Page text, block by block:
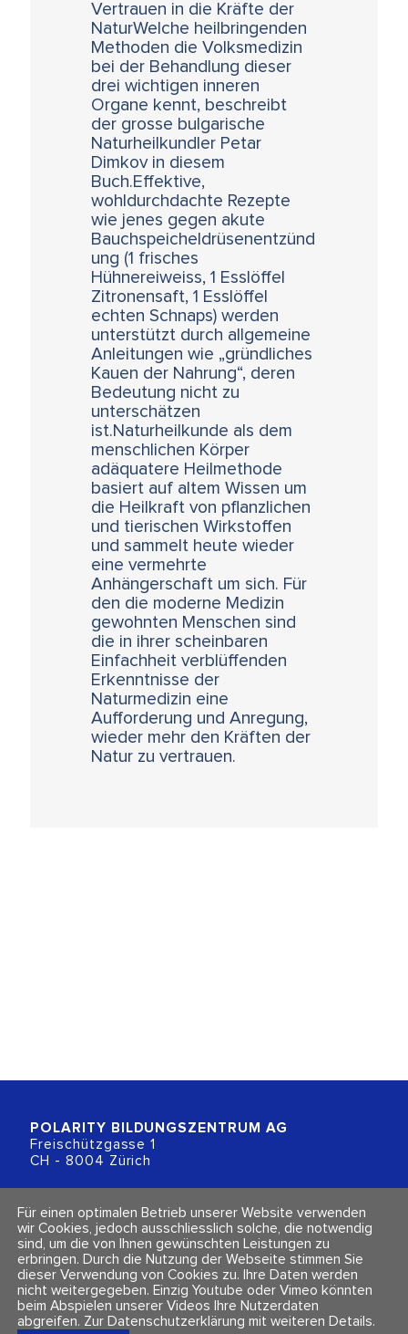
Vertrauen in die Kräfte der
NaturWelche heilbringenden
Methoden die Volksmedizin
bei der Behandlung dieser
drei wichtigen inneren
Organe kennt, beschreibt
der grosse bulgarische
Naturheilkundler Petar
Dimkov in diesem
Buch.Effektive,
wohldurchdachte Rezepte
wie jenes gegen akute
Bauchspeicheldrüsenentzünd
ung (1 frisches
Hühnereiweiss, 1 Esslöffel
Zitronensaft, 1 Esslöffel
echten Schnaps) werden
unterstützt durch allgemeine
Anleitungen wie „gründliches
Kauen der Nahrung“, deren
Bedeutung nicht zu
unterschätzen
ist.Naturheilkunde als dem
menschlichen Körper
adäquatere Heilmethode
basiert auf altem Wissen um
die Heilkraft von pflanzlichen
und tierischen Wirkstoffen
und sammelt heute wieder
eine vermehrte
Anhängerschaft um sich. Für
den die moderne Medizin
gewohnten Menschen sind
die in ihrer scheinbaren
Einfachheit verblüffenden
Erkenntnisse der
Naturmedizin eine
Aufforderung und Anregung,
wieder mehr den Kräften der
Natur zu vertrauen.
POLARITY BILDUNGSZENTRUM AG
Freischützgasse 1
CH - 8004 Zürich
+41 (0)44 218 80 80
info@polarity.ch
Kontakt & Info
Newsletter
Impressum & Datenschutz
AGBs
Folge uns
Für einen optimalen Betrieb unserer Website verwenden
wir Cookies, jedoch ausschliesslich solche, die notwendig
sind, um die von Ihnen gewünschten Leistungen zu
erbringen. Durch die Nutzung der Webseite stimmen Sie
dieser Verwendung von Cookies zu. Ihre Daten werden
nicht weitergegeben. Einzig Youtube oder Vimeo könnten
beim Abspielen unserer Videos Ihre Nutzerdaten
abgreifen. Zur Datenschutzerklärung mit weiteren Details.